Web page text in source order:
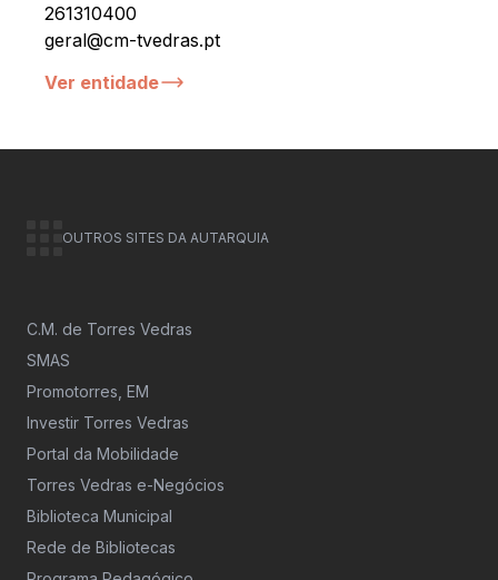
261310400
geral@cm-tvedras.pt
Ver entidade
OUTROS SITES DA AUTARQUIA
C.M. de Torres Vedras
SMAS
Promotorres, EM
Investir Torres Vedras
Portal da Mobilidade
Torres Vedras e-Negócios
Biblioteca Municipal
Rede de Bibliotecas